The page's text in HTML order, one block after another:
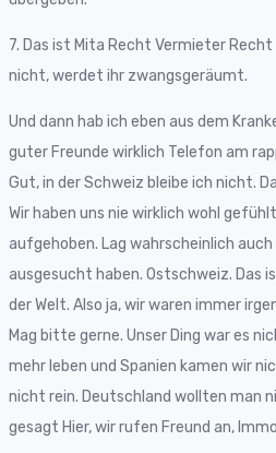
7. Das ist Mita Recht Vermieter Recht
nicht, werdet ihr zwangsgeräumt.
Und dann hab ich eben aus dem
guter Freunde wirklich Telefon am
Gut, in der Schweiz bleibe ich nicht.
Wir haben uns nie wirklich wohl
aufgehoben. Lag wahrscheinlich auch
ausgesucht haben. Ostschweiz. Das
der Welt. Also ja, wir waren immer
Mag bitte gerne. Unser Ding war es
mehr leben und Spanien kamen wir
nicht rein. Deutschland wollten man
gesagt Hier, wir rufen Freund an,